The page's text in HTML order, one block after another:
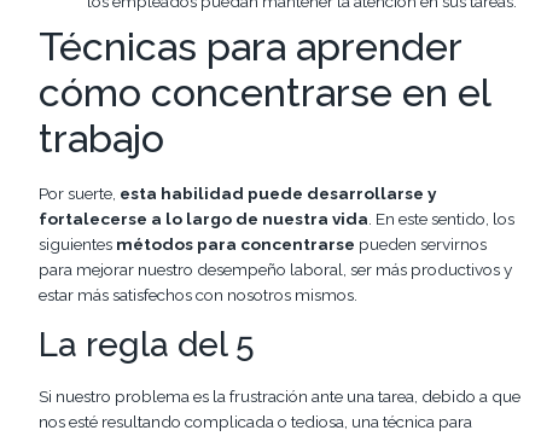
Técnicas para aprender
cómo concentrarse en el
trabajo
Por suerte, esta habilidad puede desarrollarse y
fortalecerse a lo largo de nuestra vida . En este sentido, los
siguientes métodos para concentrarse pueden servirnos
para mejorar nuestro desempeño laboral, ser más productivos y
estar más satisfechos con nosotros mismos.
La regla del 5
Si nuestro problema es la frustración ante una tarea, debido a que
nos esté resultando complicada o tediosa, una técnica para